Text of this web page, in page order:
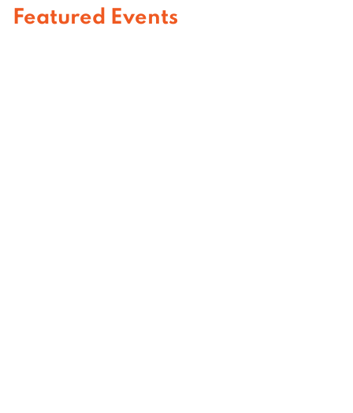
Featured Events